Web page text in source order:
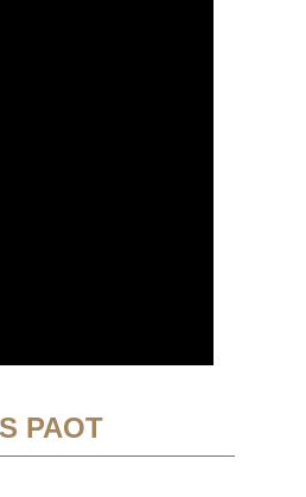
PAOT